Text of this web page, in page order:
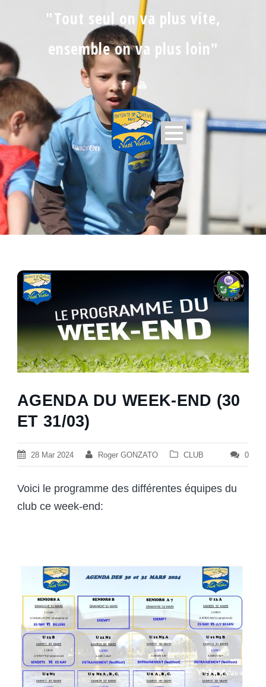
"Tout seul on va plus vite,
ensemble on va plus loin"
AGENDA DU WEEK-END (30
ET 31/03)
28 Mar 2024 Roger GONZATO CLUB 0
Voici le programme des différentes équipes du
club ce week-end: